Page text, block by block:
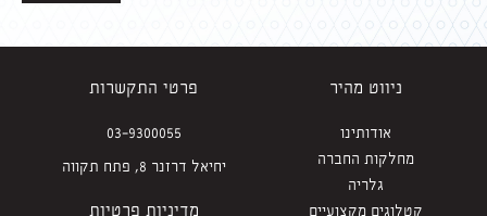
ניווט מהיר
אודותינו
מחלקות החברה
גלריה
קטלוגים מקצועיים
פרטי התקשרות
03-9300055
יחיאל דרזנר 8, פתח תקווה
מדיניות פרטיות